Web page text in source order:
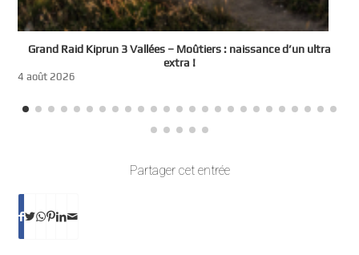
Grand Raid Kiprun 3 Vallées – Moûtiers : naissance d’un ultra
extra !
4 août 2026
Partager cet entrée